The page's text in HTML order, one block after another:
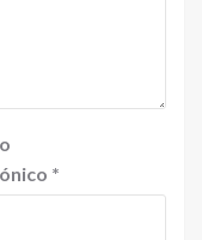
*